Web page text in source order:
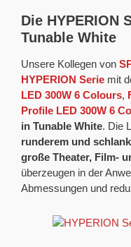
Die HYPERION
Tunable White
Unsere Kollegen von
HYPERION Serie mit
LED 300W 6 Colours,
Profile LED 300W 6
in Tunable White. Die
runderem und
große Theater, Film-
überzeugen in der
Abmessungen und